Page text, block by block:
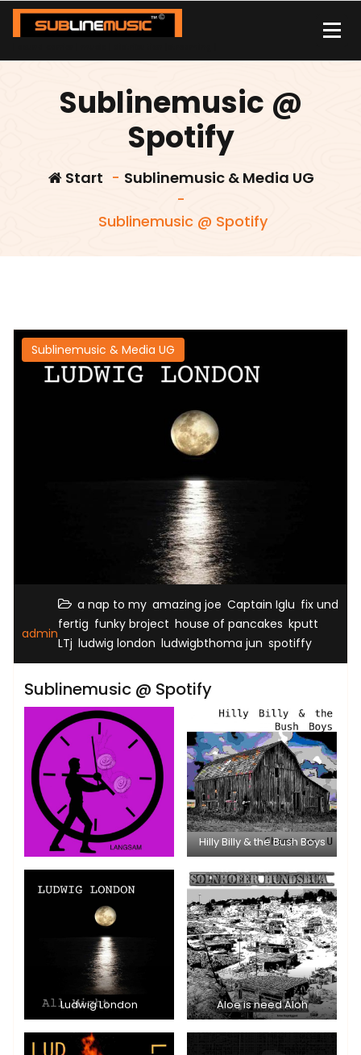
Zum
Inhalt
Sublinemusic @
Spotify
Start - Sublinemusic & Media UG
-
Sublinemusic @ Spotify
Sublinemusic & Media UG
admin
a nap to my amazing joe Captain Iglu fix und
fertig funky broject house of pancakes kputt
LTj ludwig london ludwigbthoma jun spotiffy
Sublinemusic @ Spotify
Hilly Billy & the Bush Boys
Ludwig London Aloe is need Aloh